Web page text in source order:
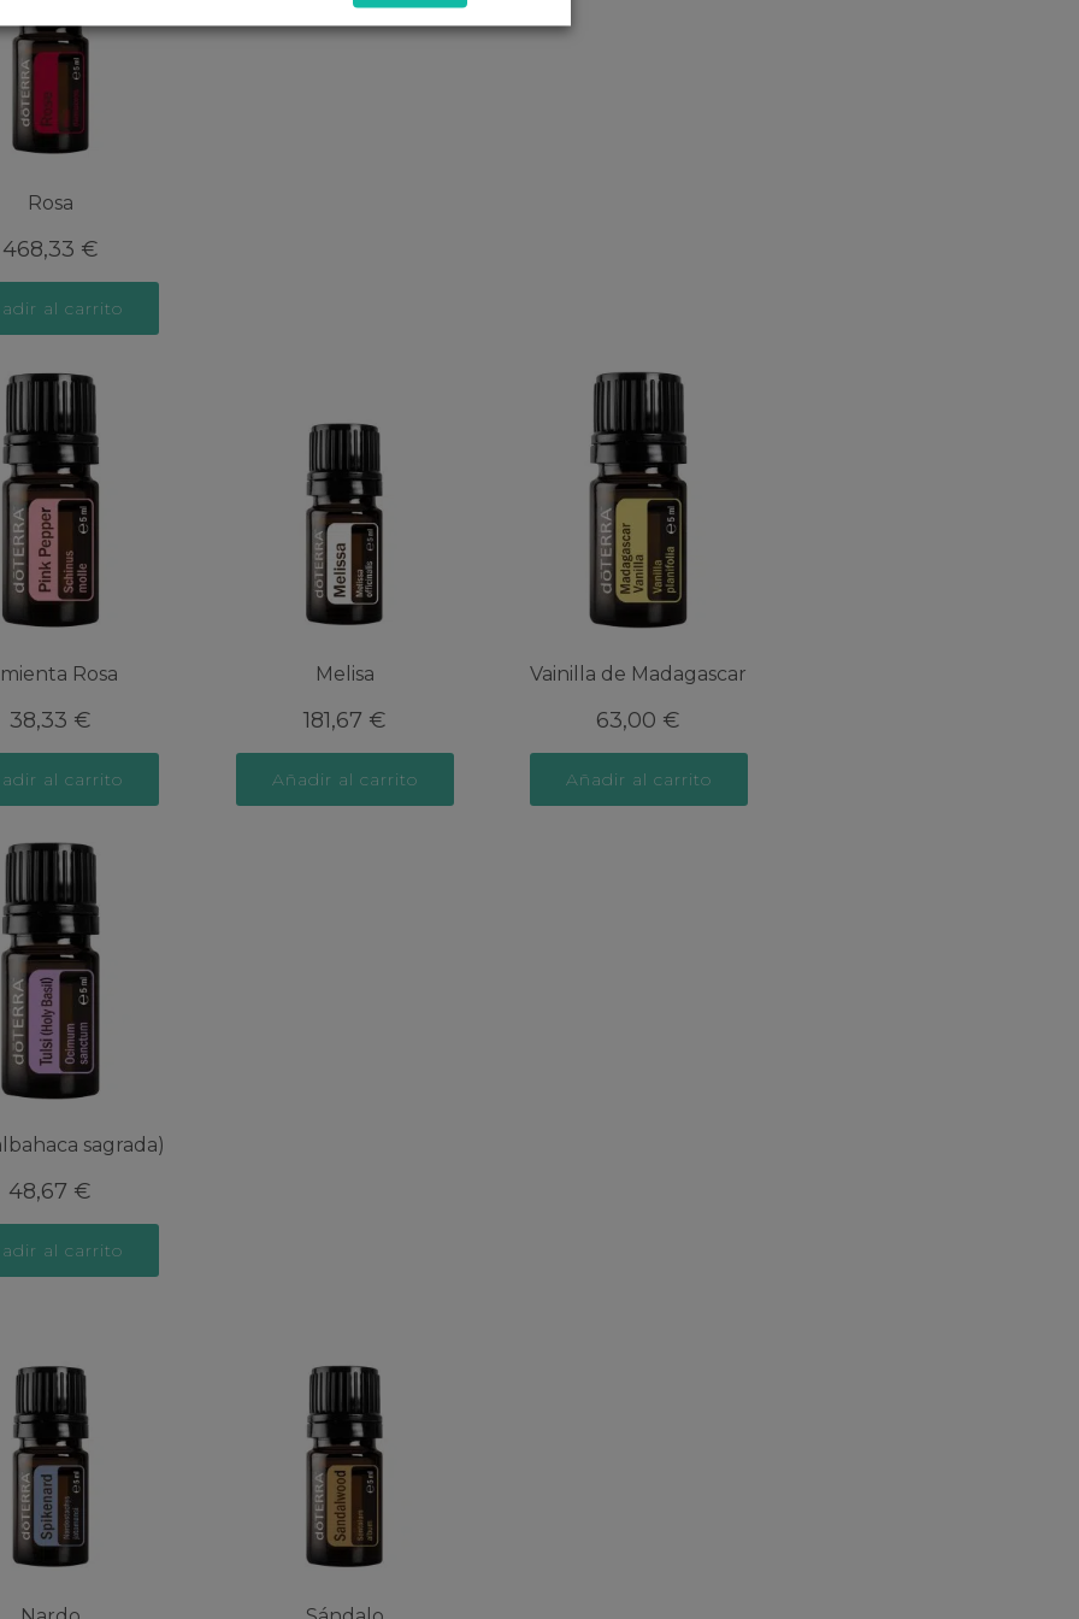
Rosa
468,33 €
al carrito
Rosa
38,33 €
al carrito
Melisa
181,67 €
Añadir al carrito
Vainilla de Madagascar
63,00 €
Añadir al carrito
sagrada)
48,67 €
al carrito